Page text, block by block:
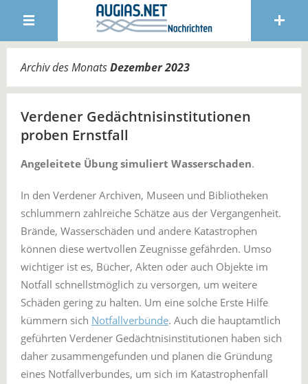
Archiv des MonatsDezember 2023
Verdener Gedächtnisinstitutionen
proben Ernstfall
Angeleitete Übung simuliert Wasserschaden.
In den Verdener Archiven, Museen und Bibliotheken
schlummern zahlreiche Schätze aus der Vergangenheit.
Brände, Wasserschäden und andere Katastrophen
können diese wertvollen Zeugnisse gefährden. Umso
wichtiger ist es, Bücher, Akten oder auch Objekte im
Notfall schnellstmöglich zu versorgen, um weitere
Schäden gering zu halten. Um eine solche Erste Hilfe
kümmern sich Notfallverbünde. Auch die hauptamtlich
geführten Verdener Gedächtnisinstitutionen haben sich
daher zusammengefunden und planen die Gründung
eines Notfallverbundes, um sich im Katastrophenfall